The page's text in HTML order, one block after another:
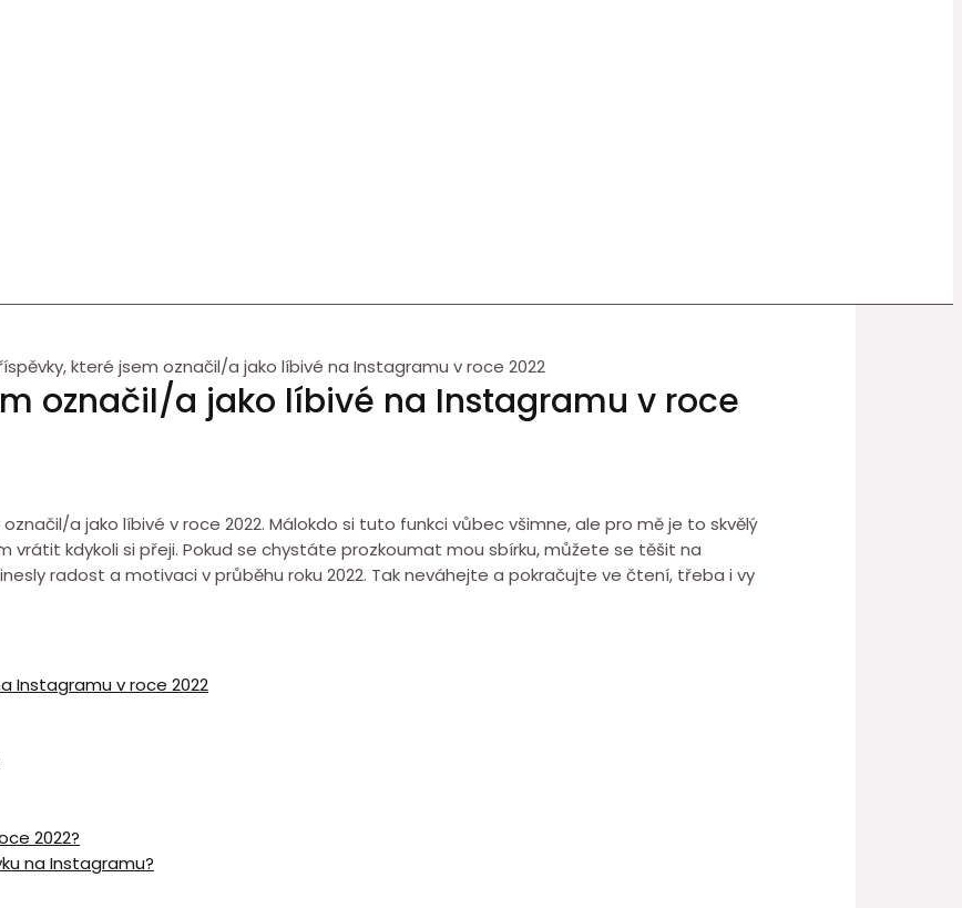
které jsem označil/a jako líbivé na Instagramu v roce 2022
označil/a jako líbivé na Instagramu v roce
a jako líbivé v roce 2022. Málokdo si tuto funkci vůbec všimne, ale pro mě je to skvělý
vrátit kdykoli si přeji. Pokud se chystáte prozkoumat mou sbírku, můžete se těšit na
radost a motivaci v průběhu roku 2022. Tak neváhejte a pokračujte ve čtení, třeba i vy
Instagramu v roce 2022
2022?
na Instagramu?